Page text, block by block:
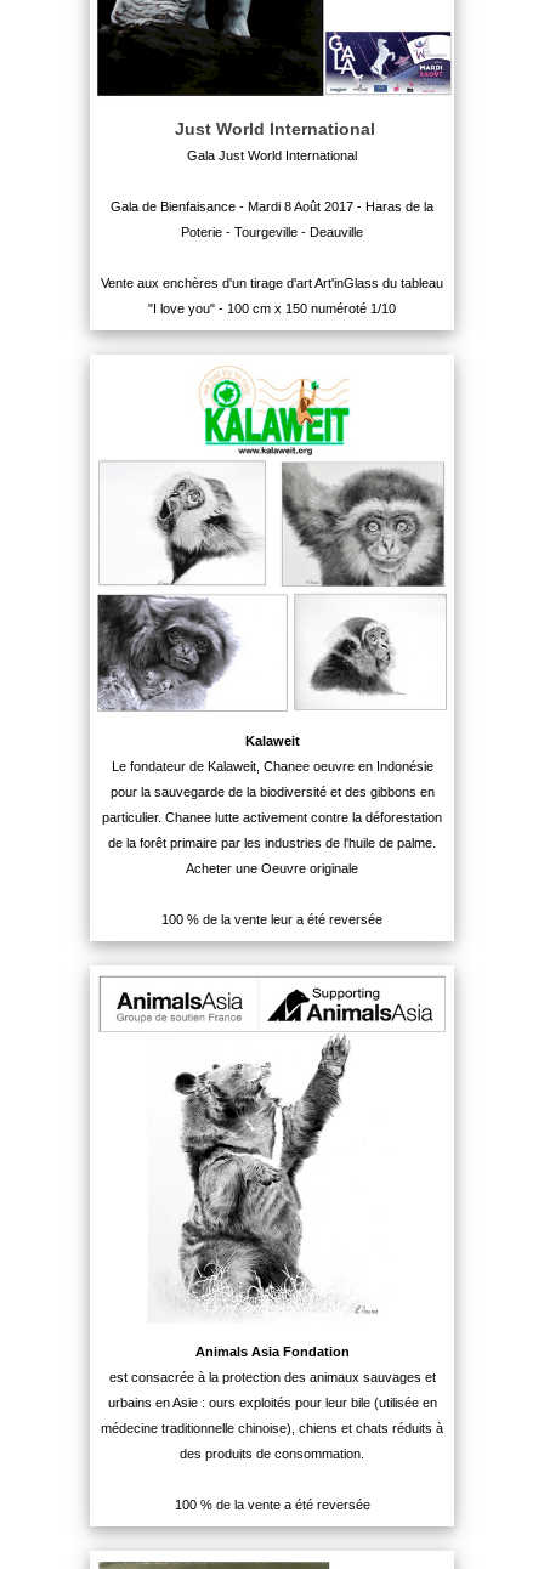
Just World International
Gala Just World International
Gala de Bienfaisance - Mardi 8 Août 2017 - Haras de la
Poterie - Tourgeville - Deauville
Vente aux enchères d'un tirage d'art Art'inGlass du tableau
"I love you" - 100 cm x 150 numéroté 1/10
Kalaweit
Le fondateur de Kalaweit, Chanee oeuvre en Indonésie
pour la sauvegarde de la biodiversité et des gibbons en
particulier. Chanee lutte activement contre la déforestation
de la forêt primaire par les industries de l'huile de palme.
Acheter une Oeuvre originale
100 % de la vente leur a été reversée
Animals Asia Fondation
est consacrée à la protection des animaux sauvages et
urbains en Asie : ours exploités pour leur bile (utilisée en
médecine traditionnelle chinoise), chiens et chats réduits à
des produits de consommation.
100 % de la vente a été reversée